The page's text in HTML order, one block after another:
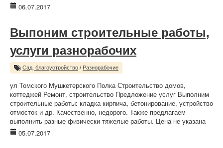
06.07.2017
Выпоним строительные работы,
услуги разнорабочих
Сад, благоустройство / Разнорабочие
ул Томского Мушкетерского Полка Строительство домов,
коттеджей Ремонт, строительство Предложение услуг Выполним
строительные работы: кладка кирпича, бетонирование, устройство
отмосток и др. Качественно, недорого. Также предлагаем
выполнить разные физически тяжелые работы. Цена не указана
05.07.2017